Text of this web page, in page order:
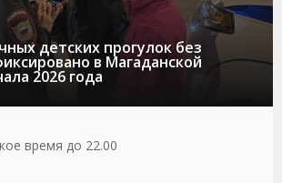
детских прогулок без
в Магаданской
2026 года
время до 22.00